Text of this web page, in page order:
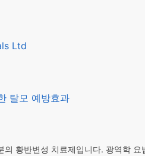
Ltd
탈모 예방효과
의 황반변성 치료제입니다. 광역학